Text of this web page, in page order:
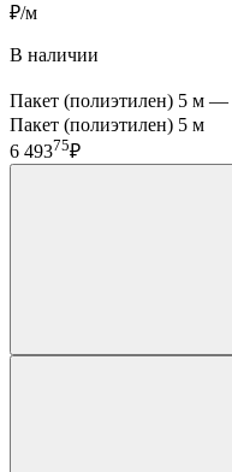
₽/м
В наличии
Пакет (полиэтилен) 5 м —
Пакет (полиэтилен) 5 м
6 49375₽